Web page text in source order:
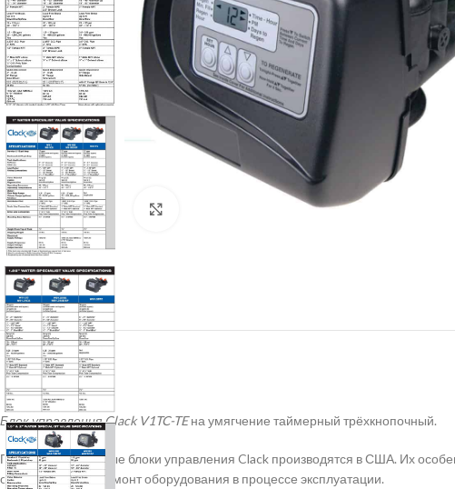
Нажмите, чтобы увеличить
Блок управления Clack V1TC-TEна умягчение таймерный трёхкнопочный.
Простые и надежные блоки управления Clack производятся в США. Их
обслуживание и ремонт оборудования в процессе эксплуатации.